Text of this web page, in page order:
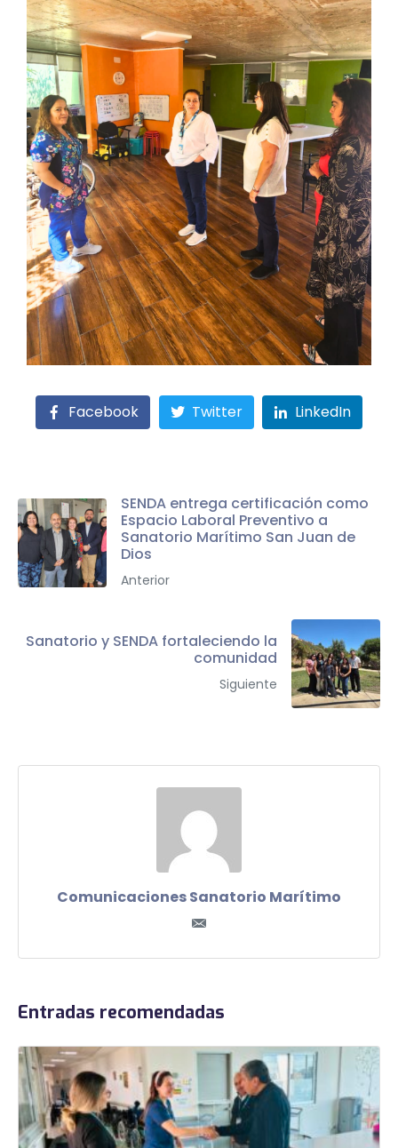
Facebook Twitter LinkedIn
SENDA entrega certificación como
Espacio Laboral Preventivo a
Sanatorio Marítimo San Juan de
Dios
Anterior
Sanatorio y SENDA fortaleciendo la
comunidad
Siguiente
Comunicaciones Sanatorio Marítimo
Entradas recomendadas